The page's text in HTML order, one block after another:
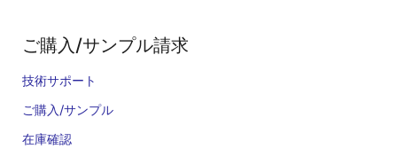
ご購入/サンプル請求
技術サポート
ご購入/サンプル
在庫確認